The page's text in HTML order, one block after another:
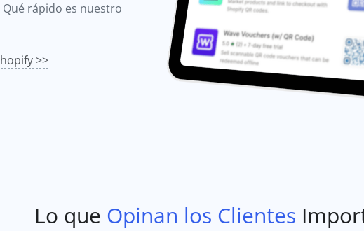
rápido es nuestro
>>
Lo que Opinan los Clientes